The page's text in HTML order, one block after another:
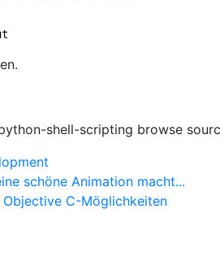
shell-scripting browse
schöne Animation macht...
Objective C-Möglichkeiten